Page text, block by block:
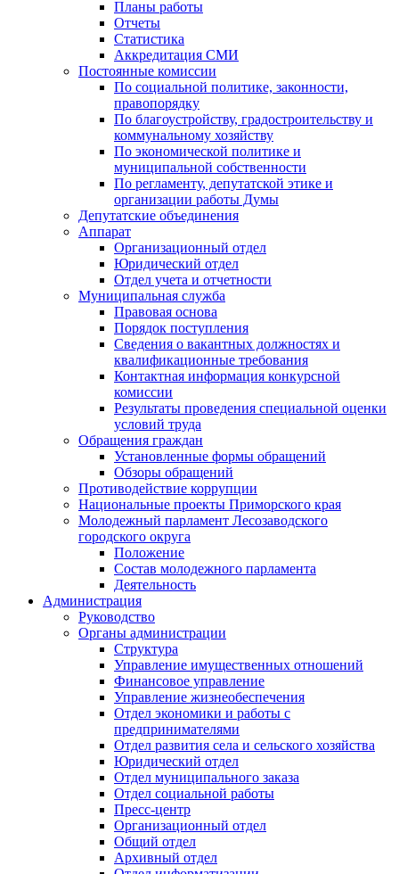
Планы работы
Отчеты
Статистика
Аккредитация СМИ
Постоянные комиссии
По социальной политике, законности,
правопорядку
По благоустройству, градостроительству и
коммунальному хозяйству
По экономической политике и
муниципальной собственности
По регламенту, депутатской этике и
организации работы Думы
Депутатские объединения
Аппарат
Организационный отдел
Юридический отдел
Отдел учета и отчетности
Муниципальная служба
Правовая основа
Порядок поступления
Сведения о вакантных должностях и
квалификационные требования
Контактная информация конкурсной
комиссии
Результаты проведения специальной оценки
условий труда
Обращения граждан
Установленные формы обращений
Обзоры обращений
Противодействие коррупции
Национальные проекты Приморского края
Молодежный парламент Лесозаводского
городского округа
Положение
Состав молодежного парламента
Деятельность
Администрация
Руководство
Органы администрации
Структура
Управление имущественных отношений
Финансовое управление
Управление жизнеобеспечения
Отдел экономики и работы с
предпринимателями
Отдел развития села и сельского хозяйства
Юридический отдел
Отдел муниципального заказа
Отдел социальной работы
Пресс-центр
Организационный отдел
Общий отдел
Архивный отдел